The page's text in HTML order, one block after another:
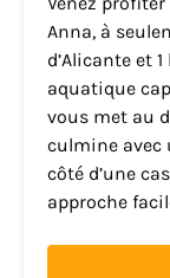
Anna, à
d’Alicante et
aquatique
vous met au
culmine avec
côté d’une
approche